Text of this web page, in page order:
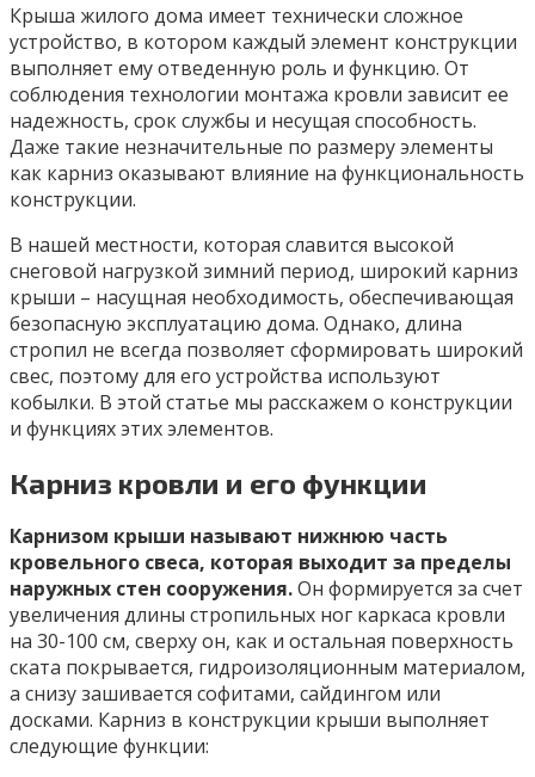
Крыша жилого дома имеет технически сложное
устройство, в котором каждый элемент конструкции
выполняет ему отведенную роль и функцию. От
соблюдения технологии монтажа кровли зависит ее
надежность, срок службы и несущая способность.
Даже такие незначительные по размеру элементы
как карниз оказывают влияние на функциональность
конструкции.
В нашей местности, которая славится высокой
снеговой нагрузкой зимний период, широкий карниз
крыши – насущная необходимость, обеспечивающая
безопасную эксплуатацию дома. Однако, длина
стропил не всегда позволяет сформировать широкий
свес, поэтому для его устройства используют
кобылки. В этой статье мы расскажем о конструкции
и функциях этих элементов.
Карниз кровли и его функции
Карнизом крыши называют нижнюю часть
кровельного свеса, которая выходит за пределы
наружных стен сооружения.Он формируется за счет
увеличения длины стропильных ног каркаса кровли
на 30-100 см, сверху он, как и остальная поверхность
ската покрывается, гидроизоляционным материалом,
а снизу зашивается софитами, сайдингом или
досками. Карниз в конструкции крыши выполняет
следующие функции: